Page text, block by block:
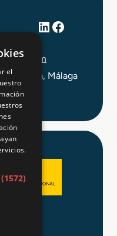
LinkedIn
Facebook
2ª Planta, Málaga
el
(1572)